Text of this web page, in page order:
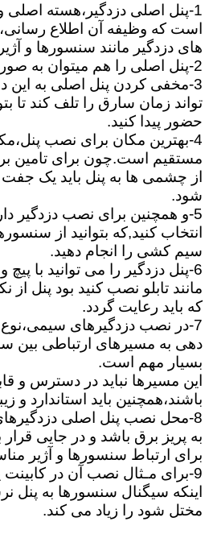
1-پنل اصلی دزدگیر،هسته
است که وظیفه آن اطلاع
های دزدگیر مانند سنسورها و
2-پنل اصلی را هم میتوان به صورت مخفیانه نصب کرد.
3-مخفی کردن پنل اصلی به این
تواند زمان سارق را تلف کند تا
حضور پیدا کنید.
4-بهترین مکان برای نصب
مستقیم است.چون برای تامین
از چشمی ها به پنل باید یک
شود.
5-و همچنین برای نصب دزدگیر
انتخاب کنید,که بتوانید از
سیم کشی را انجام دهید.
6-پنل دزدگیر را می توانید با
مانند تابلو نصب کنید بود پنل
که باید رعایت گردد.
7-در نصب دزدگیرهای
دهی به مسیرهای ارتباطی بین
بسیار مهم است.
این مسیرها نباید در دسترس و
باشند،همچنین باید استاندارد و
8-محل نصب پنل اصلی
به پریز برق باشد و در جایی
برای ارتباط سنسورها و آژیر
9-برای مـثال نصب آن در
اینکه سیگنال سنسورها به پنل
مختل شود را زیاد می کند.